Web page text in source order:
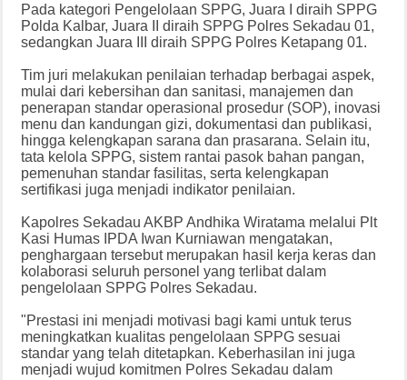
Pada kategori Pengelolaan SPPG, Juara I diraih SPPG
Polda Kalbar, Juara II diraih SPPG Polres Sekadau 01,
sedangkan Juara III diraih SPPG Polres Ketapang 01.
Tim juri melakukan penilaian terhadap berbagai aspek,
mulai dari kebersihan dan sanitasi, manajemen dan
penerapan standar operasional prosedur (SOP), inovasi
menu dan kandungan gizi, dokumentasi dan publikasi,
hingga kelengkapan sarana dan prasarana. Selain itu,
tata kelola SPPG, sistem rantai pasok bahan pangan,
pemenuhan standar fasilitas, serta kelengkapan
sertifikasi juga menjadi indikator penilaian.
Kapolres Sekadau AKBP Andhika Wiratama melalui Plt
Kasi Humas IPDA Iwan Kurniawan mengatakan,
penghargaan tersebut merupakan hasil kerja keras dan
kolaborasi seluruh personel yang terlibat dalam
pengelolaan SPPG Polres Sekadau.
"Prestasi ini menjadi motivasi bagi kami untuk terus
meningkatkan kualitas pengelolaan SPPG sesuai
standar yang telah ditetapkan. Keberhasilan ini juga
menjadi wujud komitmen Polres Sekadau dalam